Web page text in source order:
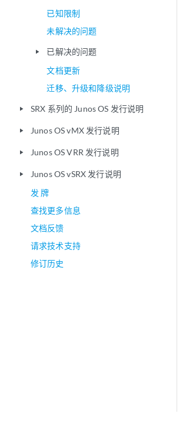
已知限制
未解决的问题
play_arrow
已解决的问题
文档更新
迁移、升级和降级说明
play_arrow SRX 系列的 Junos OS 发行说明
play_arrow Junos OS vMX 发行说明
play_arrow Junos OS VRR 发行说明
play_arrow
Junos OS vSRX 发行说明
发 牌
查找更多信息
文档反馈
请求技术支持
修订历史